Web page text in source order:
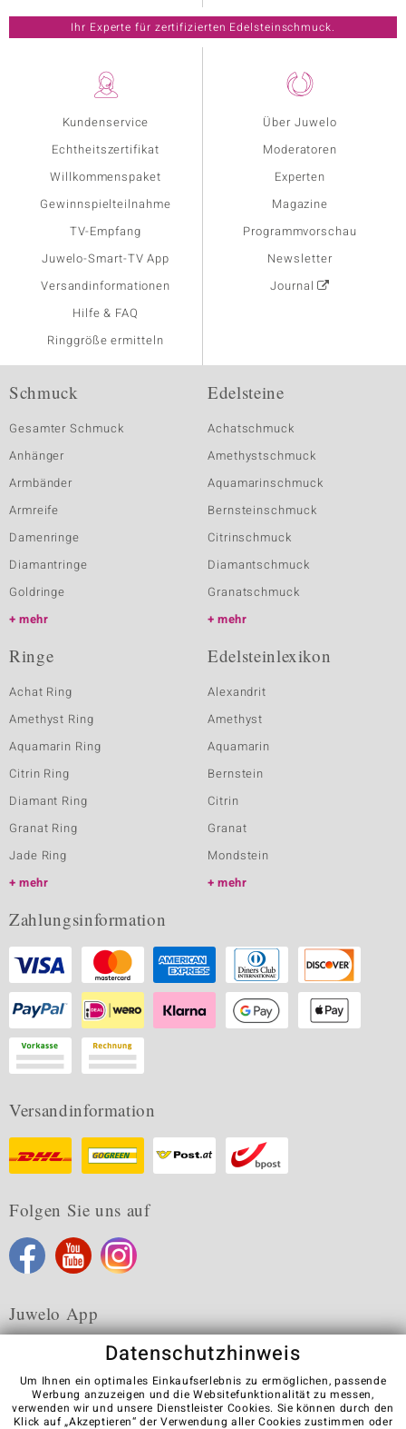
Kundenservice
Echtheitszertifikat
Willkommenspaket
Gewinnspielteilnahme
TV-Empfang
Juwelo-Smart-TV App
Versandinformationen
Hilfe & FAQ
Ringgröße ermitteln
Über Juwelo
Moderatoren
Experten
Magazine
Programmvorschau
Newsletter
Journal
Ihr Experte für zertifizierten Edelsteinschmuck.
Schmuck
Gesamter Schmuck
Anhänger
Armbänder
Armreife
Damenringe
Diamantringe
Goldringe
mehr
Edelsteine
Achatschmuck
Amethystschmuck
Aquamarinschmuck
Bernsteinschmuck
Citrinschmuck
Diamantschmuck
Granatschmuck
mehr
Ringe
Achat Ring
Amethyst Ring
Aquamarin Ring
Citrin Ring
Diamant Ring
Granat Ring
Jade Ring
mehr
Edelsteinlexikon
Alexandrit
Amethyst
Aquamarin
Bernstein
Citrin
Granat
Mondstein
mehr
Zahlungsinformation
Versandinformation
Folgen Sie uns auf
Juwelo App
Karriere AGB Datenschutz Cookies
Impressum
Datenschutzhinweis
Um Ihnen ein optimales Einkaufserlebnis zu ermöglichen, passende
Werbung anzuzeigen und die Websitefunktionalität zu messen,
verwenden wir und unsere Dienstleister Cookies. Sie können durch den
Klick auf „Akzeptieren“ der Verwendung aller Cookies zustimmen oder